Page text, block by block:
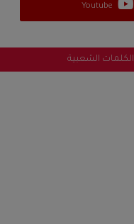
Youtube
الكلمات الشعبية